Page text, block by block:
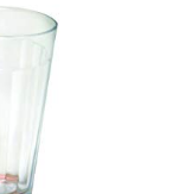
lo,
e redução
é
coquetéis,